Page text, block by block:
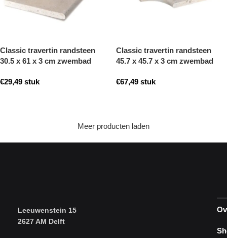
Classic travertin randsteen
30.5 x 61 x 3 cm zwembad
€29,49 stuk
Classic travertin randsteen
45.7 x 45.7 x 3 cm zwembad
€67,49 stuk
Meer producten laden
Leeuwenstein 15
2627 AM Delft